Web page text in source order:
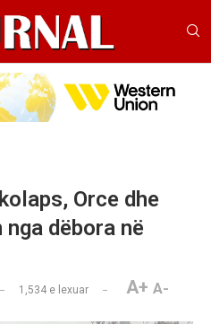
Orce dhe
dëbora në
1,534 e lexuar A+ A-